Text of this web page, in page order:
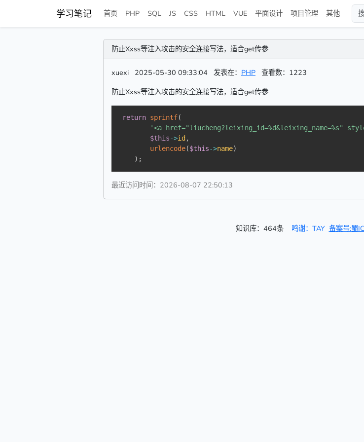
学习笔记 首页 PHP SQL JS CSS HTML VUE 平面设计 项目管理 其他
防止Xxss等注入攻击的安全连接写法，适合get传参
xuexi 2025-05-30 09:33:04 发表在： PHP 查看数：1223
防止Xxss等注入攻击的安全连接写法，适合get传参
return sprintf(
'<a href="liucheng?leixing_id=%d&leixing_name=%s"
$this->id ,
urlencode($this->name)
) ;
最近访问时间：2026-08-07 22:50:13
知识库：464条 鸣谢：TAY 备案号:蜀